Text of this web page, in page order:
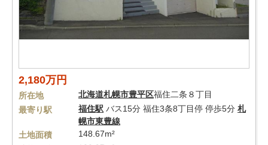
2,180万円
所在地 北海道札幌市豊平区福住二条８丁目
最寄り駅
福住駅 バス15分 福住3条8丁目停 停歩5分 札
幌市東豊線
土地面積
148.67m²